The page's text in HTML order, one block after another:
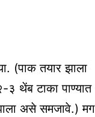
(पाक तयार झाला
३ थेंब टाका पाण्यात
असे समजावे.) मग